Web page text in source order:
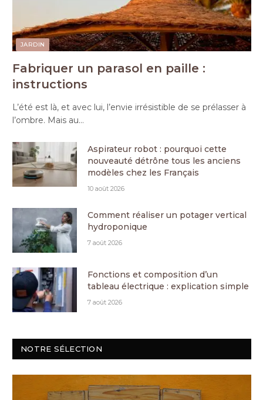
JARDIN
Fabriquer un parasol en paille :
instructions
L’été est là, et avec lui, l’envie irrésistible de se prélasser à
l’ombre. Mais au…
Aspirateur robot : pourquoi cette
nouveauté détrône tous les anciens
modèles chez les Français
10 août 2026
Comment réaliser un potager vertical
hydroponique
7 août 2026
Fonctions et composition d’un
tableau électrique : explication simple
7 août 2026
NOTRE SÉLECTION